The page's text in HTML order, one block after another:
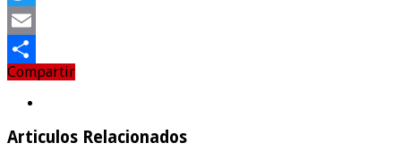
Twitter
Email
Compartir
Compartir
Articulos Relacionados